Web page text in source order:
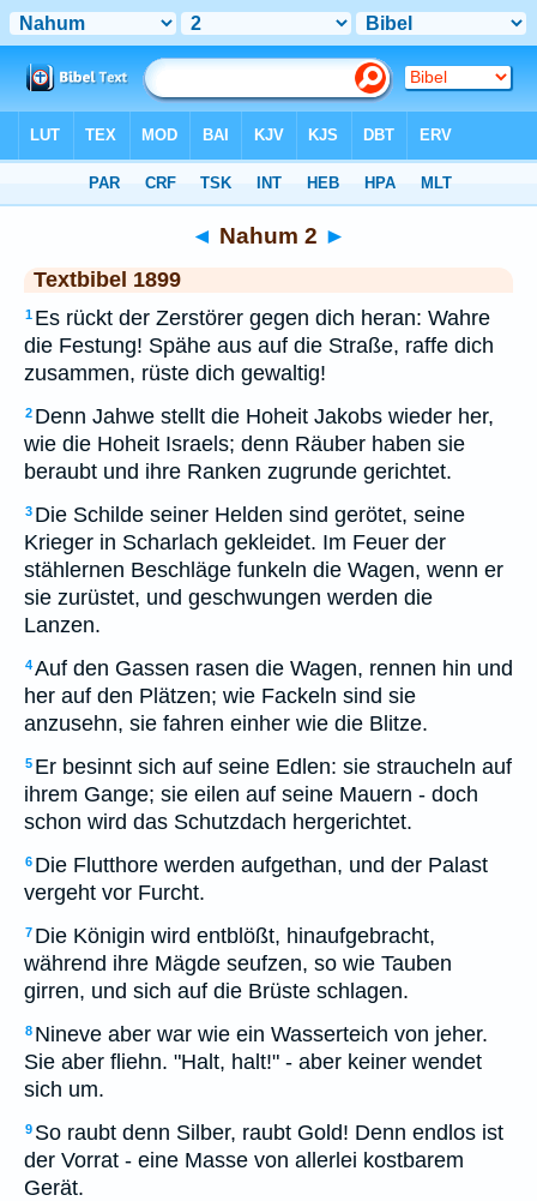
◄ Nahum 2 ►
Textbibel 1899
1 Es rückt der Zerstörer gegen dich heran: Wahre
die Festung! Spähe aus auf die Straße, raffe dich
zusammen, rüste dich gewaltig!
2 Denn Jahwe stellt die Hoheit Jakobs wieder her,
wie die Hoheit Israels; denn Räuber haben sie
beraubt und ihre Ranken zugrunde gerichtet.
3 Die Schilde seiner Helden sind gerötet, seine
Krieger in Scharlach gekleidet. Im Feuer der
stählernen Beschläge funkeln die Wagen, wenn er
sie zurüstet, und geschwungen werden die
Lanzen.
4Auf den Gassen rasen die Wagen, rennen hin und
her auf den Plätzen; wie Fackeln sind sie
anzusehn, sie fahren einher wie die Blitze.
5 Er besinnt sich auf seine Edlen: sie straucheln auf
ihrem Gange; sie eilen auf seine Mauern - doch
schon wird das Schutzdach hergerichtet.
6 Die Flutthore werden aufgethan, und der Palast
vergeht vor Furcht.
7 Die Königin wird entblößt, hinaufgebracht,
während ihre Mägde seufzen, so wie Tauben
girren, und sich auf die Brüste schlagen.
8 Nineve aber war wie ein Wasserteich von jeher.
Sie aber fliehn. "Halt, halt!" - aber keiner wendet
sich um.
9 So raubt denn Silber, raubt Gold! Denn endlos ist
der Vorrat - eine Masse von allerlei kostbarem
Gerät.